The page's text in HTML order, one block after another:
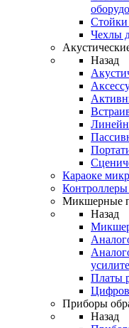
Стойки
Чехлы
Назад
Караоке
Контроллеры
Микшерные
Назад
Платы
Приборы
Назад